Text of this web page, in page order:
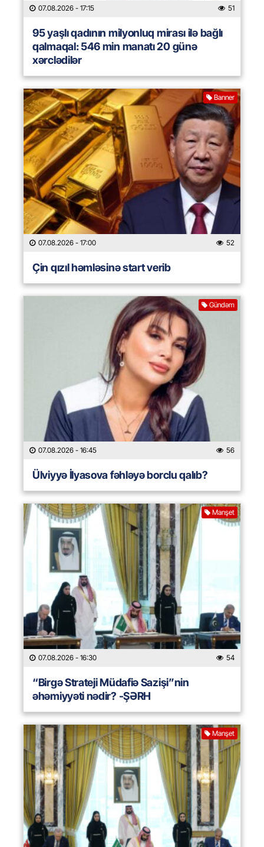
07.08.2026 - 17:15 51
95 yaşlı qadının milyonluq mirası ilə bağlı
qalmaqal: 546 min manatı 20 günə
xərclədilər
Banner
07.08.2026 - 17:00 52
Çin qızıl həmləsinə start verib
Gündəm
07.08.2026 - 16:45 56
Ülviyyə İlyasova fəhləyə borclu qalıb?
Manşet
07.08.2026 - 16:30 54
“Birgə Strateji Müdafiə Sazişi”nin
əhəmiyyəti nədir? -ŞƏRH
Manşet